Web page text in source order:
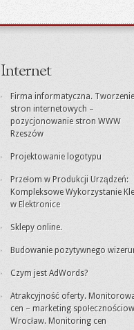
Internet
Firma informatyczna. Tworzenie
stron internetowych –
pozycjonowanie stron WWW
Rzeszów
Projektowanie logotypu
Przełom w Produkcji Urządzeń:
Kompleksowe Wykorzystanie
w Elektronice
Sklepy online.
Budowanie pozytywnego
Czym jest AdWords?
Atrakcyjność oferty.
cen – marketing
Wrocław. Monitoring cen